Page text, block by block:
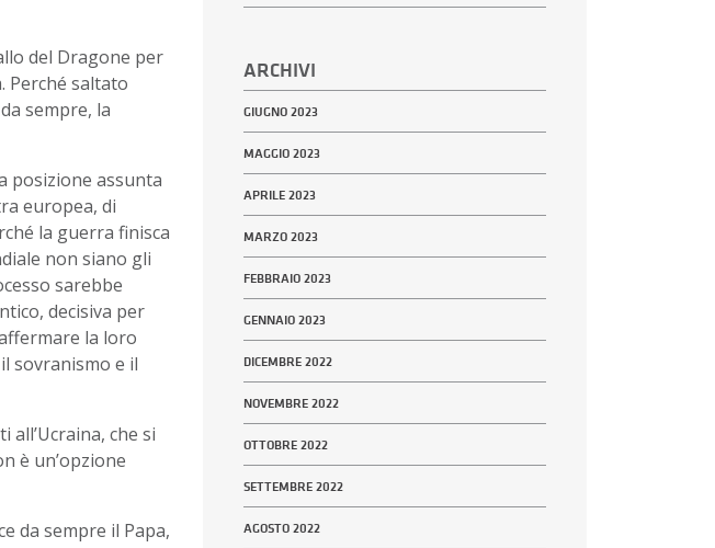
del Dragone per
Perché saltato
sempre, la
posizione assunta
europea, di
la guerra finisca
non siano gli
sarebbe
decisiva per
la loro
sovranismo e il
che si
è un’opzione
da sempre il Papa,
ARCHIVI
GIUGNO 2023
MAGGIO 2023
APRILE 2023
MARZO 2023
FEBBRAIO 2023
GENNAIO 2023
DICEMBRE 2022
NOVEMBRE 2022
OTTOBRE 2022
SETTEMBRE 2022
AGOSTO 2022